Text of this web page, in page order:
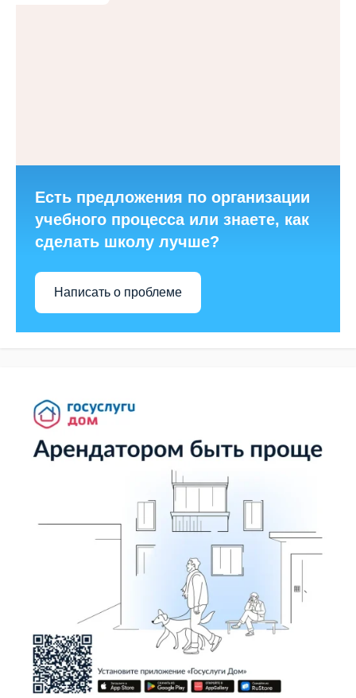
Есть предложения по организации
учебного процесса или знаете, как
сделать школу лучше?
Написать о проблеме